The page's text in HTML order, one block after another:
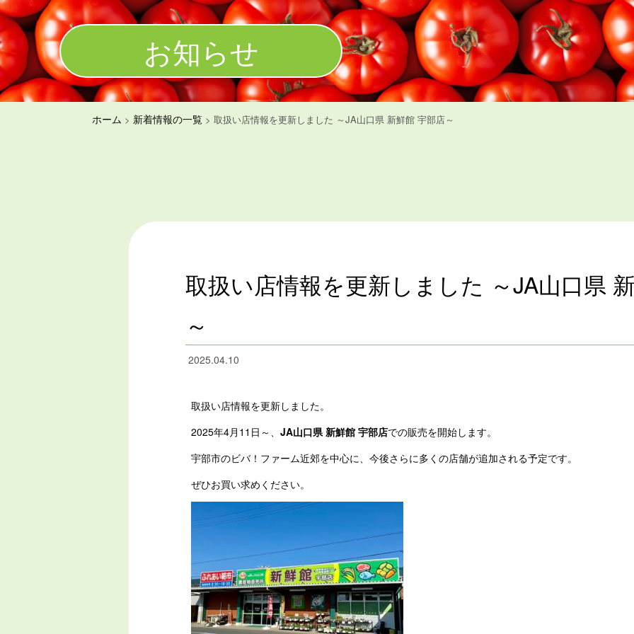
お知らせ
ホーム > 新着情報の一覧 > 取扱い店情報を更新しました ～JA山口県 新鮮館 宇部店～
取扱い店情報を更新しました ～JA山口県
～
2025.04.10
取扱い店情報を更新しました。
2025年4月11日～、 JA山口県 新鮮館 宇部店での販売を開始します。
宇部市のビバ！ファーム近郊を中心に、今後さらに多くの店舗が追加される予定です。
ぜひお買い求めください。